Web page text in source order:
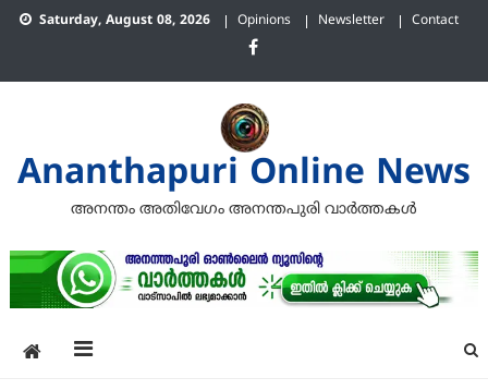
Skip Saturday, August 08, 2026 Opinions Newsletter Contact
Ananthapuri Online News
അനന്തം അതിവേഗം അനന്തപുരി വാര്‍ത്തകള്‍